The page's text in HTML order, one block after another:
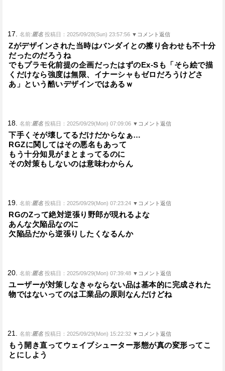
17. 名前:匿名 投稿日：2025/09/28(Sun) 23:57:56 ▼コメント返信
Zがデザインされた当時はバンダイとの擦り合わせも不十分
だったのだろうね
でもプラモ化前提の企画だったはずのEx-Sも「そら絵で描
くだけなら強度は無限、イナーシャもゼロだろうけどさ
あ」という酷いデザインではあるｗ
18. 名前:匿名 投稿日：2025/09/29(Mon) 07:09:06 ▼コメント返信
下手くそが壊してるだけだからなぁ…
RGZに関してはその悪名もあって
もう十分知見がまとまってるのに
その対策もしないのは意味わからん
19. 名前:匿名 投稿日：2025/09/29(Mon) 07:23:24 ▼コメント返信
RGのZって絶対逆張り野郎が現れるよな
あんな欠陥品なのに
欠陥品だから逆張りしたくなるんか
20. 名前:匿名 投稿日：2025/09/29(Mon) 07:39:48 ▼コメント返信
ユーザーが対策しなきゃならない品は基本的に完成された
物ではないってのは工業品の原則なんだけどね
21. 名前:匿名 投稿日：2025/09/29(Mon) 15:22:32 ▼コメント返信
もう開き直ってウェイブシューター形態が真の変形ってこ
とにしよう